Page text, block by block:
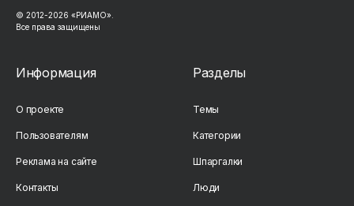
© 2012-2026 «РИАМО».
Все права защищены
Информация
О проекте
Пользователям
Реклама на сайте
Контакты
Разделы
Темы
Категории
Шпаргалки
Люди